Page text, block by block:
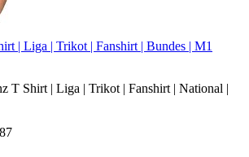
| Liga | Trikot | Fanshirt | Bundes | M1
T Shirt | Liga | Trikot | Fanshirt | National |